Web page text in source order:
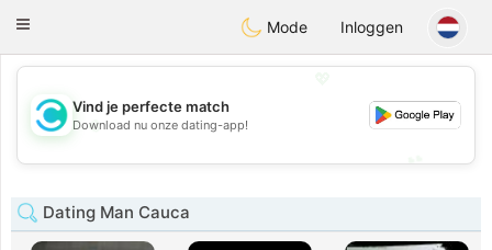
olombiaCitas
Toggle
Mode Inloggen
💖
💕
Vind je perfecte match
Download nu onze dating-app!
Dating Man Cauca